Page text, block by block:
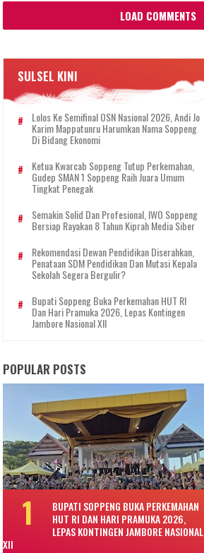
LOAD COMMENTS
SULSEL KINI
Lolos Ke Semifinal OSN Nasional 2026, Andi Jo
Karim Mappatunru Harumkan Nama Soppeng
Di Bidang Ekonomi
Ketua Kwarcab Soppeng Tutup Perkemahan,
Gudep SMAN 1 Soppeng Raih Juara Umum
Tingkat Penegak
Semakin Solid Dan Profesional, IWO Soppeng
Bersiap Rayakan 8 Tahun Kiprah Media Siber
Rekomendasi Dewan Pendidikan Diserahkan,
Penataan SDM Pendidikan Dan Mutasi Kepala
Sekolah Segera Bergulir?
Bupati Soppeng Buka Perkemahan HUT RI
Dan Hari Pramuka 2026, Lepas Kontingen
Jambore Nasional XII
POPULAR POSTS
BUPATI SOPPENG BUKA PERKEMAHAN
HUT RI DAN HARI PRAMUKA 2026,
LEPAS KONTINGEN JAMBORE NASIONAL
XII